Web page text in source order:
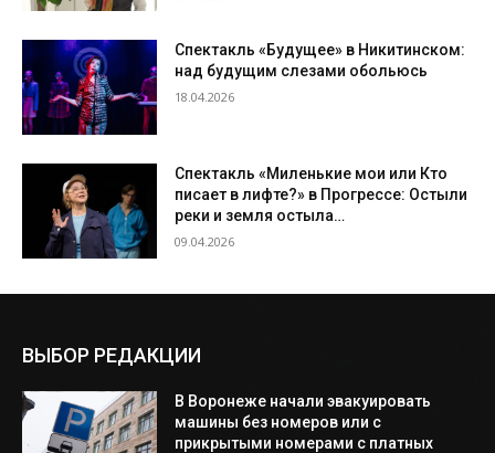
Спектакль «Будущее» в Никитинском:
над будущим слезами обольюсь
18.04.2026
Спектакль «Миленькие мои или Кто
писает в лифте?» в Прогрессе: Остыли
реки и земля остыла…
09.04.2026
ВЫБОР РЕДАКЦИИ
В Воронеже начали эвакуировать
машины без номеров или с
прикрытыми номерами с платных